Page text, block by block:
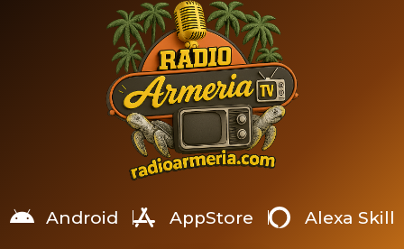
trasladados a un hospital.
Un grave accidente
registrado durante la noche
del lunes 13 de julio dejó
tres personas fallecidas y
dos lesionadas en […]
principal, llegó a 7.5,
provocando daños severos
en edificios, fallas en
servicios […]
Android AppStore Alexa Skill